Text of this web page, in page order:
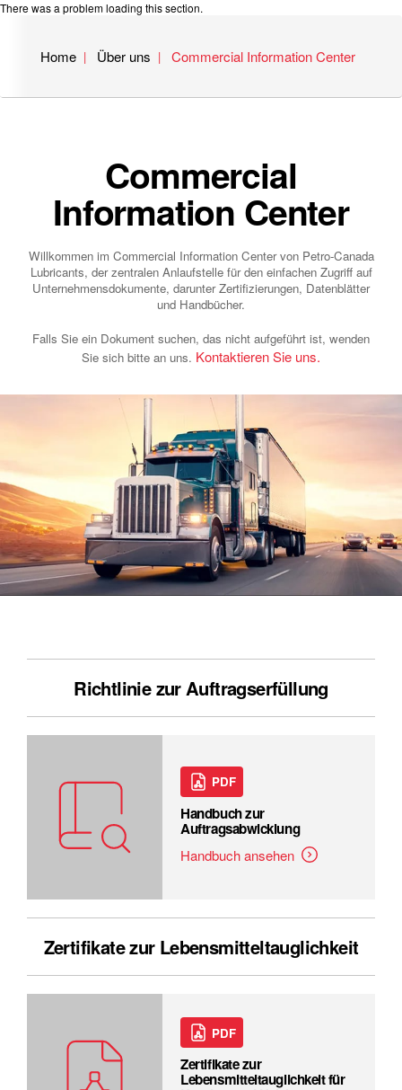
There was a problem loading this section.
Home Über uns Commercial Information Center
Commercial
Information Center
Willkommen im Commercial Information Center von Petro-Canada
Lubricants, der zentralen Anlaufstelle für den einfachen Zugriff auf
Unternehmensdokumente, darunter Zertifizierungen, Datenblätter
und Handbücher.
Falls Sie ein Dokument suchen, das nicht aufgeführt ist, wenden
Sie sich bitte an uns. Kontaktieren Sie uns.
Richtlinie zur Auftragserfüllung
PDF
Handbuch zur
Auftragsabwicklung
Handbuch ansehen
Zertifikate zur Lebensmitteltauglichkeit
PDF
Zertifikate zur
Lebensmitteltauglichkeit für